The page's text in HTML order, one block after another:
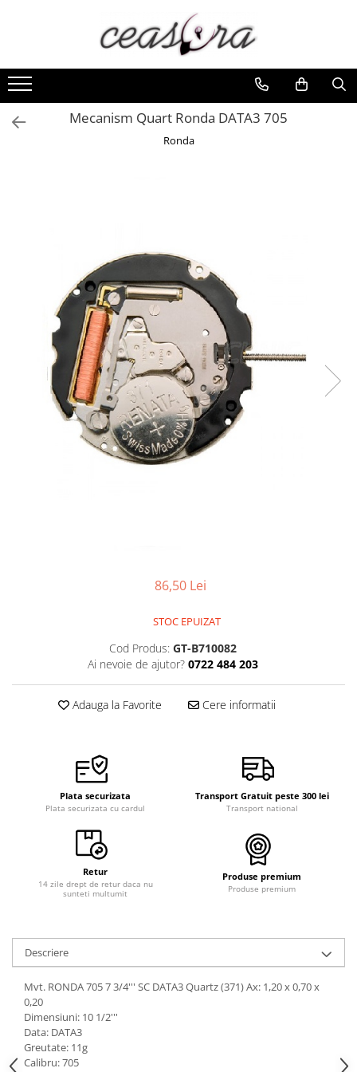
Toate Produsele
Baterii
AA, AAA, 9V
Accesorii baterii
Ceasuri Accurist
Ceasuri Casio
Ceasuri Daniel Klein
Ceasuri Lorus
Ceasuri Police
Ceasuri Q&Q
Ceasuri Q&Q Attractive
Ceasuri Reflex
Ceasuri Sekonda
Ceasuri Timberland
Curele Ceasuri
Curele Casio
Curele metalice
Curele militare
Curele Samsung Watch
Curele textile
Handmade / Bijutieri
Ciocane Miniatura
Clesti Miniatura
Curatare Bijuterii
Dispozitive Bratari
Dispozitive Inele
Mecanism Quart Ronda DATA3 705
Ronda
86,50 Lei
STOC EPUIZAT
Cod Produs: GT-B710082
Ai nevoie de ajutor? 0722 484 203
Adauga la Favorite Cere informatii
Plata securizata
Plata securizata cu cardul
Transport Gratuit peste 300 lei
Transport national
Retur
14 zile drept de retur daca nu
sunteti multumit
Produse premium
Produse premium
Descriere
Mvt. RONDA 705 7 3/4''' SC DATA3 Quartz (371) Ax: 1,20 x 0,70 x
0,20
Dimensiuni: 10 1/2'''
Data: DATA3
Greutate: 11g
Calibru: 705